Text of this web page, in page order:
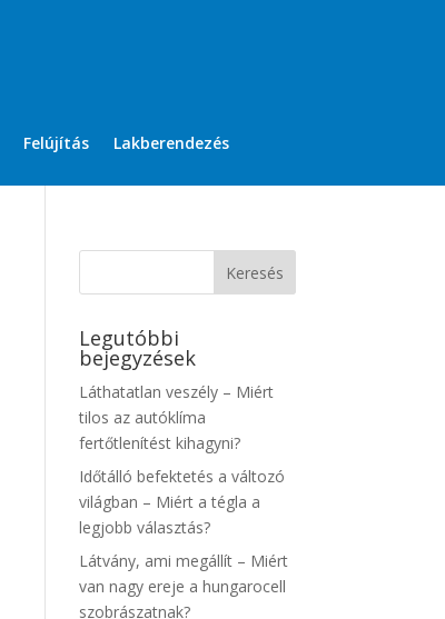
Felújítás Lakberendezés
Legutóbbi
bejegyzések
Láthatatlan veszély – Miért
tilos az autóklíma
fertőtlenítést kihagyni?
Időtálló befektetés a változó
világban – Miért a tégla a
legjobb választás?
Látvány, ami megállít – Miért
van nagy ereje a hungarocell
szobrászatnak?